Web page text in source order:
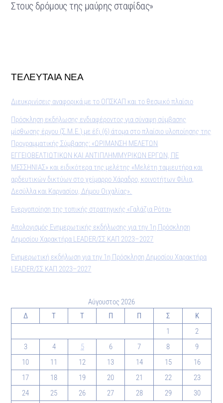
Στους δρόμους της μαύρης σταφίδας»
ΤΕΛΕΥΤΑΙΑ ΝΕΑ
Διευκρινίσεις αναφορικά με το ΟΠΣΚΑΠ και το θεσμικό πλαίσιο
Πρόσκληση εκδήλωσης ενδιαφέροντος για σύναψη σύμβασης
μίσθωσης έργου (Σ.Μ.Ε.) με έξι (6) άτομα στο πλαίσιο υλοποίησης της
Προγραμματικής Σύμβασης: «ΩΡΙΜΑΝΣΗ ΜΕΛΕΤΩΝ
ΕΓΓΕΙΟΒΕΛΤΙΩΤΙΚΩΝ ΚΑΙ ΑΝΤΙΠΛΗΜΜΥΡΙΚΩΝ ΕΡΓΩΝ, ΠΕ
ΜΕΣΣΗΝΙΑΣ» και ειδικότερα της μελέτης «Μελέτη ταμιευτήρα και
αρδευτικών δικτύων στο χείμαρρο Χάραδρο, κοινοτήτων Φίλια,
Δεσύλλα και Καρνασίου, Δήμου Οιχαλίας».
Ενεργοποίηση της τοπικής στρατηγικής «Γαλάζια Ρότα»
Απολογισμός Ενημερωτικής εκδήλωσης για την 1η Πρόσκληση
Δημοσίου Χαρακτήρα LEADER/ΣΣ ΚΑΠ 2023–2027
Ενημερωτική εκδήλωση για την 1η Πρόσκληση Δημοσίου Χαρακτήρα
LEADER/ΣΣ ΚΑΠ 2023–2027
Αύγουστος 2026
Δ
Τ Τ Π Π Σ
Κ
1
2
3
4 5 6 7 8
9
10
11 12 13 14 15
16
17
18 19 20 21 22
23
24
25 26 27 28 29
30